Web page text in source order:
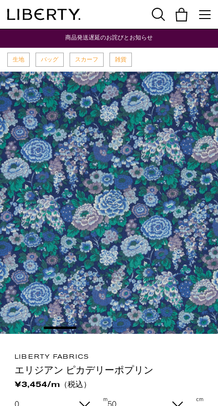
商品発送遅延のお詫びとお知らせ
生地 バッグ スカーフ 雑貨
LIBERTY FABRICS
エリジアン ピカデリーポプリン
¥3,454/m（税込）
m cm